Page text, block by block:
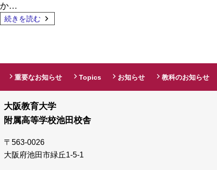
か…
続きを読む
重要なお知らせ Topics お知らせ 教科のお知らせ
大阪教育大学
附属高等学校池田校舎
〒563-0026
大阪府池田市緑丘1-5-1